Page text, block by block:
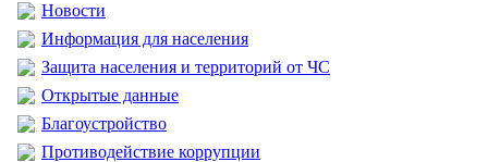
Новости
Информация для населения
Защита населения и территорий от ЧС
Открытые данные
Благоустройство
Противодействие коррупции